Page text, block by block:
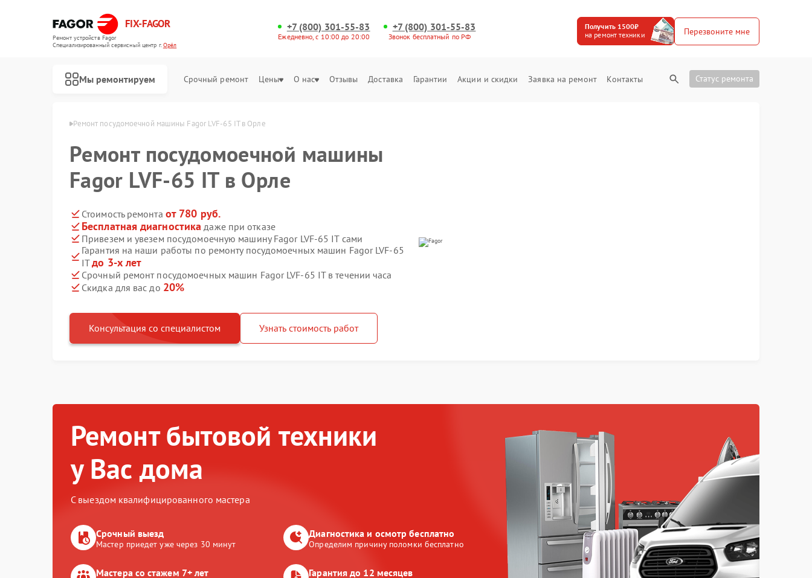
FIX-FAGOR
Ремонт устройств Fagor
Специализированный cервисный центр г.Орёл
+7 (800) 301-55-83
Ежедневно, с 10:00 до 20:00
+7 (800) 301-55-83
Звонок бесплатный по РФ
Получить 1500₽
на ремонт техники
Перезвоните мне
Мы ремонтируем Срочный ремонт Цены О нас Отзывы Доставка Гарантии Акции и скидки Заявка на ремонт Контакты Статус ремонта
Ремонт посудомоечной машины Fagor LVF-65 IT в Орле
Ремонт посудомоечной машины
Fagor LVF-65 IT в Орле
Стоимость ремонта от 780 руб.
Бесплатная диагностика даже при отказе
Привезем и увезем посудомоечную машину Fagor LVF-65 IT сами
Гарантия на наши работы по ремонту посудомоечных машин Fagor LVF-65
ITдо 3-х лет
Срочный ремонт посудомоечных машин Fagor LVF-65 IT в течении часа
Скидка для вас до 20%
Консультация со специалистом Узнать стоимость работ
Ремонт бытовой техники
у Вас дома
С выездом квалифицированного мастера
Срочный выезд
Мастер приедет уже через 30 минут
Диагностика и осмотр бесплатно
Определим причину поломки бесплатно
Мастера со стажем 7+ лет Гарантия до 12 месяцев